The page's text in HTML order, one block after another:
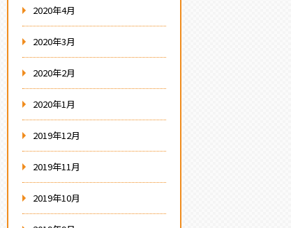
2020年4月
2020年3月
2020年2月
2020年1月
2019年12月
2019年11月
2019年10月